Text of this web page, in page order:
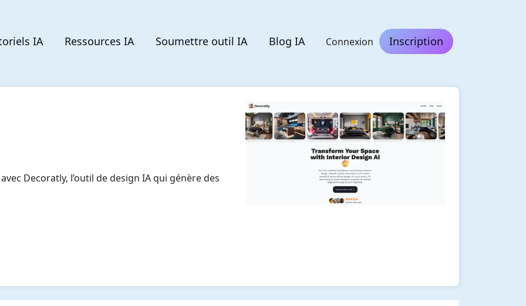
IA Ressources IA Soumettre outil IA Blog IA Connexion Inscription
Decoratly, l’outil de design IA qui génère des